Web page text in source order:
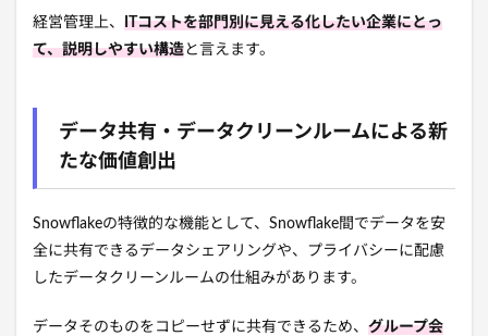
経営管理上、 ITコストを部門別に見える化したい企業にとっ
て、説明しやすい構造と言えます。
データ共有・データクリーンルームによる新
たな価値創出
Snowflakeの特徴的な機能として、Snowflake間でデータを安
全に共有できるデータシェアリングや、プライバシーに配慮
したデータクリーンルームの仕組みがあります。
データそのものをコピーせずに共有できるため、 グループ会